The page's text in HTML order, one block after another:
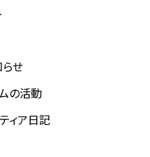
せ
の活動
ィア日記